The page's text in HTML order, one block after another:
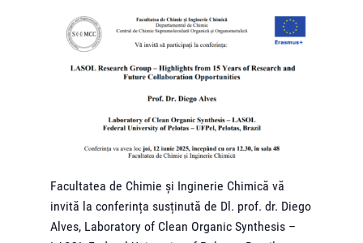
Facultatea de Chimie și Inginerie Chimică vă
invită la conferința susținută de Dl. prof. dr. Diego
Alves, Laboratory of Clean Organic Synthesis –